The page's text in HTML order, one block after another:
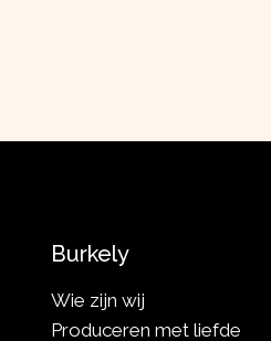
Burkely
Wie zijn wij
Produceren met liefde